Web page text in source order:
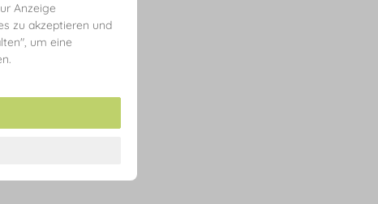
Karat
Anzeige
zu akzeptieren und
um eine